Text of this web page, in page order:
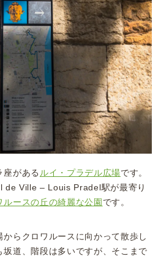
座がある ルイ・プラデル広場です。
de Ville – Louis Pradel駅が最寄り
ルースの丘の綺麗な公園 です。
らクロワルースに向かって散歩し
道、階段は多いですが、そこまで